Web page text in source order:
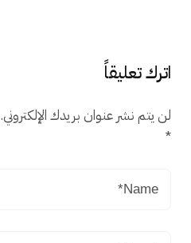
اترك تعليقاً
لن يتم نشر عنوان بريدك الإلكتروني.
*